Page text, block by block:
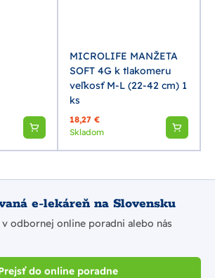
MICROLIFE MANŽETA
SOFT 4G k tlakomeru
veľkosť M-L (22-42 cm) 1
ks
18,27 €
Skladom
e-lekáreň na Slovensku
odbornej online poradni alebo nás
do online poradne